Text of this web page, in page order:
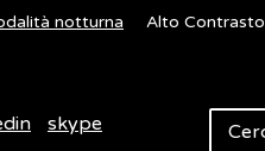
notturna Alto Contrasto
skype